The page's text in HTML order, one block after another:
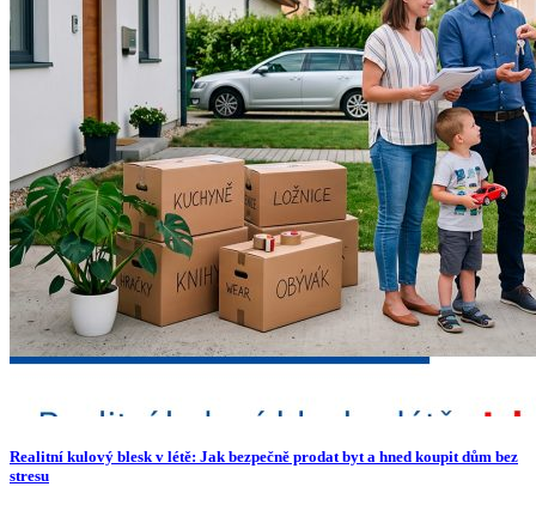
Realitní kulový blesk v létě: Jak bezpečně prodat byt a hned koupit dům bez
stresu